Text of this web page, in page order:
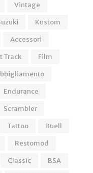
Vintage
Kustom
Accessori
Track
Film
Endurance
Scrambler
Tattoo
Buell
Restomod
Classic
BSA